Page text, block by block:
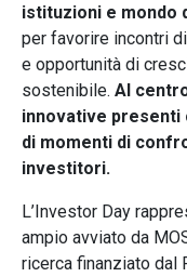
istituzioni e mondo
per favorire incontri
e opportunità di
sostenibile. Al
innovative presenti
di momenti di
investitori.
L’Investor Day
ampio avviato da
ricerca finanziato dal